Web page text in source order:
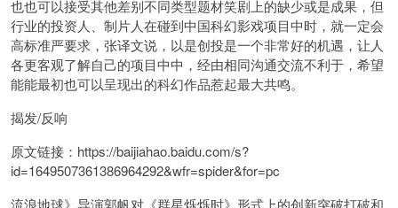
也也可以接受其他差别不同类型题材笑剧上的缺少或是成果，但
行业的投资人、制片人在碰到中国科幻影戏项目中时，就一定会
高标准严要求，张译文说，以是创投是一个非常好的机遇，让人
各更客观了解自己的项目中中，经由相同沟通交流不利于，希望
能能最初也可以呈现出的科幻作品惹起最大共鸣。
揭发/反响
原文链接：https://baijiahao.baidu.com/s?
id=1649507361386964292&wfr=spider&for=pc
流浪地球》导演郭帆对《群星烁烁时》形式上的创新突破打破和